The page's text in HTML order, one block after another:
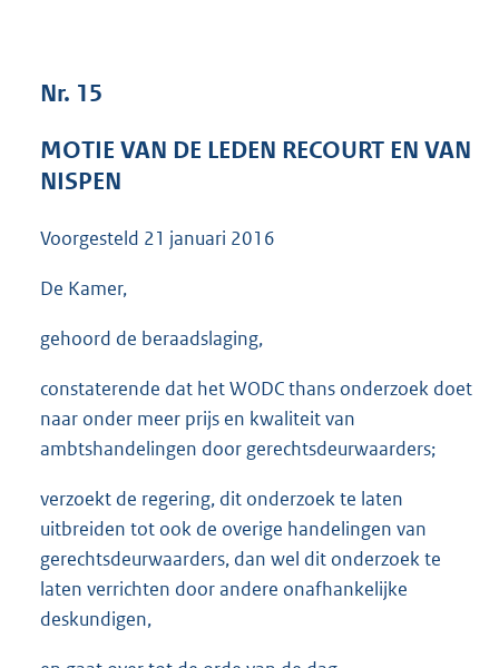
Nr. 15
MOTIE VAN DE LEDEN RECOURT EN VAN
NISPEN
Voorgesteld 21 januari 2016
De Kamer,
gehoord de beraadslaging,
constaterende dat het WODC thans onderzoek doet
naar onder meer prijs en kwaliteit van
ambtshandelingen door gerechtsdeurwaarders;
verzoekt de regering, dit onderzoek te laten
uitbreiden tot ook de overige handelingen van
gerechtsdeurwaarders, dan wel dit onderzoek te
laten verrichten door andere onafhankelijke
deskundigen,